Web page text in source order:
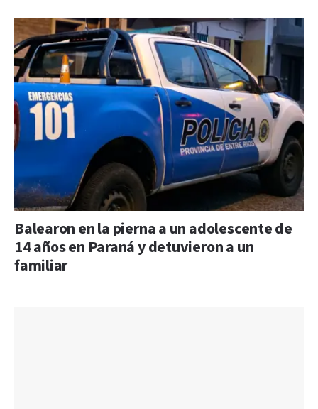
Balearon en la pierna a un adolescente de
14 años en Paraná y detuvieron a un
familiar